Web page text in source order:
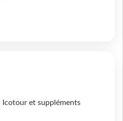
Icotour et suppléments